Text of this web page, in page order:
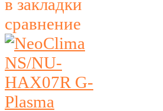
в закладки
сравнение